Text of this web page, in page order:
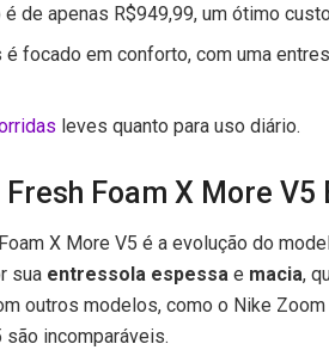
é de apenas R$949,99, um ótimo
focado em conforto, com uma
leves quanto para uso diário.
Fresh Foam X More V5
X More V5 é a evolução do
sua entressola espessa e macia,
outros modelos, como o Nike
incomparáveis.